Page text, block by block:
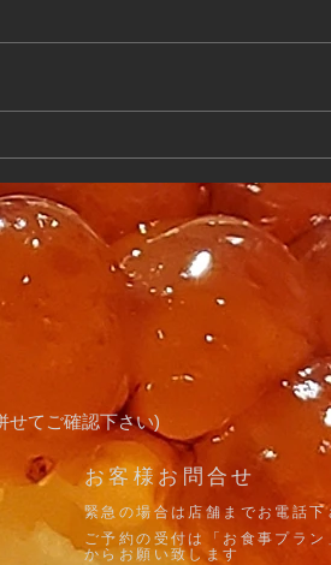
せてご確認下さい)
​お客様お問合せ
緊急の場合は店舗までお電話下
ご予約の受付は「お食事プラン
からお願い致します